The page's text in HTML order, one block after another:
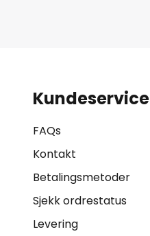
Kundeservice
FAQs
Kontakt
Betalingsmetoder
Sjekk ordrestatus
Levering